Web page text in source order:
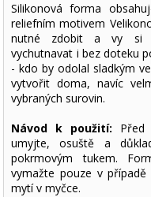
Silikonová forma
reliefním motivem
nutné zdobit a vy si
vychutnavat i bez doteku
- kdo by odolal sladkým
vytvořit doma, navíc
vybraných surovin.
Návod k použití: Před
umyjte, osuště a
pokrmovým tukem.
vymažte pouze v
mytí v myčce.